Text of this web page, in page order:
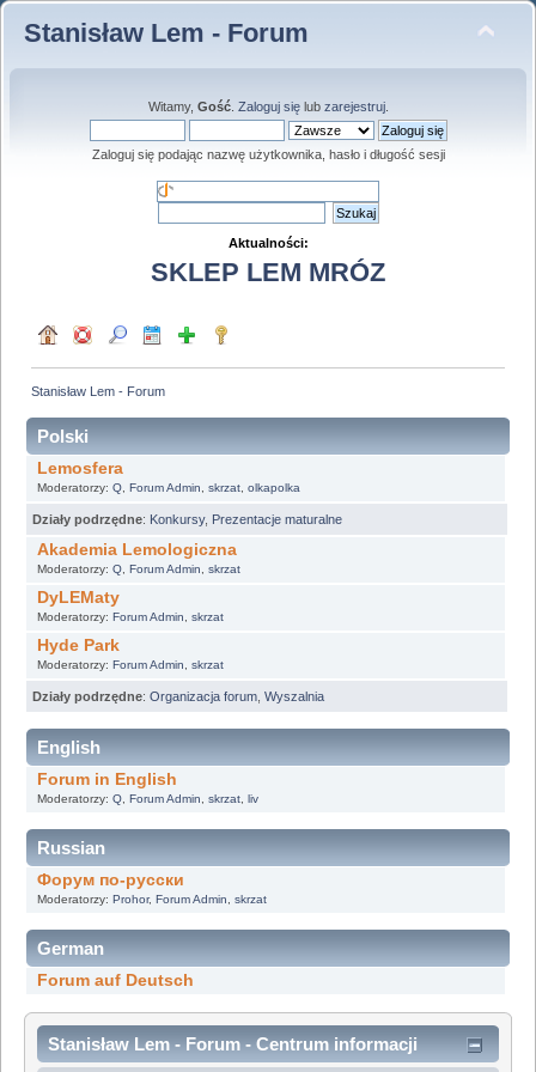
Stanisław Lem - Forum
Witamy, Gość. Zaloguj sięlub zarejestruj.
Zaloguj się podając nazwę użytkownika, hasło i długość sesji
Aktualności:
SKLEP LEM MRÓZ
Stanisław Lem - Forum
Polski
Lemosfera
Moderatorzy: Q, Forum Admin skrzat, olkapolka
Działy podrzędne: Konkursy, Prezentacje maturalne
Akademia Lemologiczna
Moderatorzy: Q, Forum Admin skrzat
DyLEMaty
Moderatorzy: Forum Admin skrzat
Hyde Park
Moderatorzy: Forum Admin skrzat
Działy podrzędne: Organizacja forum Wyszalnia
English
Forum in English
Moderatorzy: Q, Forum Admin skrzat, liv
Russian
Форум по-русски
Moderatorzy: Prohor, Forum Admin skrzat
German
Forum auf Deutsch
Stanisław Lem - Forum - Centrum informacji